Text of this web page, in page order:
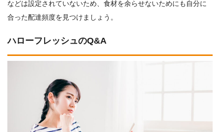
などは設定されていないため、食材を余らせないためにも自分に
合った配達頻度を見つけましょう。
ハローフレッシュのQ&A